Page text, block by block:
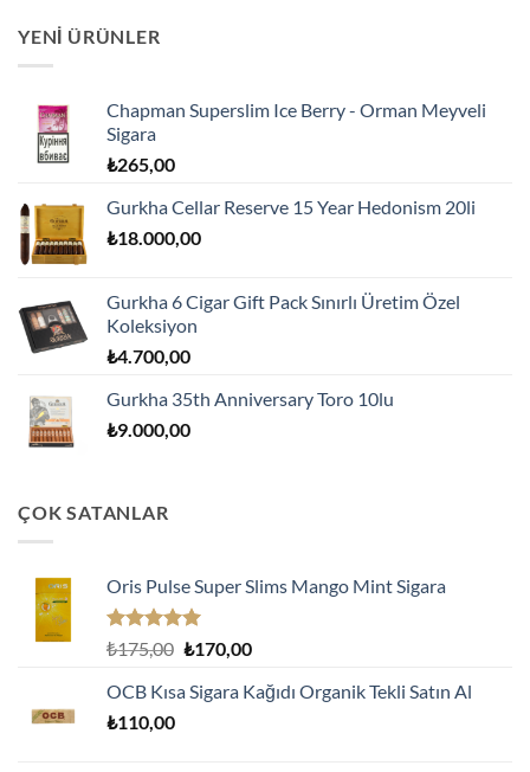
YENI ÜRÜNLER
Chapman Superslim Ice Berry - Orman Meyveli
Sigara
₺265,00
Gurkha Cellar Reserve 15 Year Hedonism 20li
₺18.000,00
Gurkha 6 Cigar Gift Pack Sınırlı Üretim Özel
Koleksiyon
₺4.700,00
Gurkha 35th Anniversary Toro 10lu
₺9.000,00
ÇOK SATANLAR
Oris Pulse Super Slims Mango Mint Sigara
5 üzerinden
oy
aldı
₺175,00 Orijinal
₺175,00.
₺170,00Şu
fiyat:
OCB Kısa Sigara Kağıdı Organik Tekli Satın Al
₺110,00